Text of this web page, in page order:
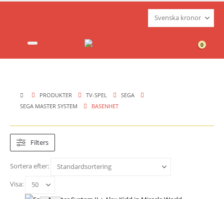
0
PRODUKTER TV-SPEL
SEGA
SEGA MASTER SYSTEM
BASENHET
Filters
Sortera efter:
Visa: